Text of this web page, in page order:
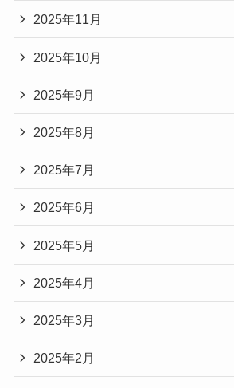
2025年11月
2025年10月
2025年9月
2025年8月
2025年7月
2025年6月
2025年5月
2025年4月
2025年3月
2025年2月